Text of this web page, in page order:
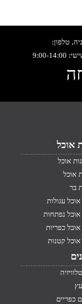
אוכל
אוכל
אוכל
בר
אוכל עגולות
אוכל נפתחות
אוכל כפריות
אוכל קטנות
עץ
כפריים